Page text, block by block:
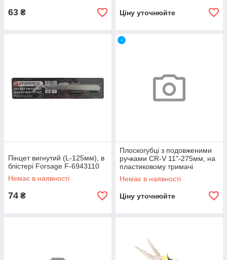
63 ₴ Ціну уточнюйте
Пінцет вигнутий (L-125мм), в
блістері Forsage F-6943110
Немає в наявності
74 ₴
-
Плоскогубці з подовженими
ручками CR-V 11"-275мм, на
пластиковому тримачі
Forsage F-5047P1A
Немає в наявності
Ціну уточнюйте